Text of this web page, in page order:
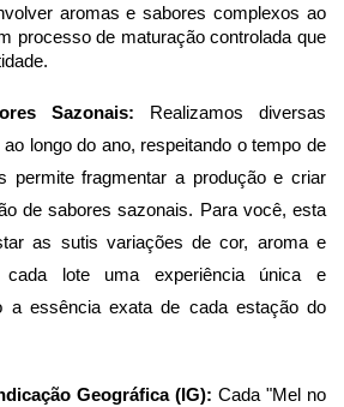
aromas e sabores complexos ao
processo de maturação controlada que
Sazonais:
Realizamos diversas
longo do ano, respeitando o tempo de
permite fragmentar a produção e criar
de sabores sazonais. Para você, esta
as sutis variações de cor, aroma e
cada lote uma experiência única e
a essência exata de cada estação do
Geográfica (IG): Cada "Mel no